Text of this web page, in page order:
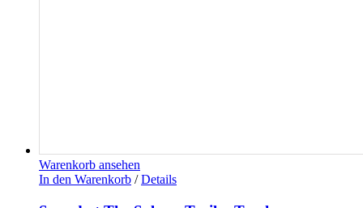
Warenkorb ansehen
In den Warenkorb / Details